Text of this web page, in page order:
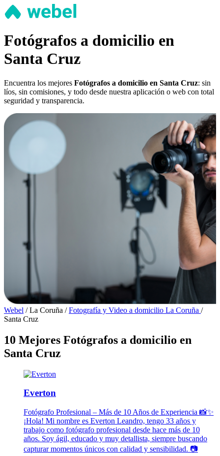
Fotógrafos a domicilio en
Santa Cruz
Encuentra los mejores Fotógrafos a domicilio en Santa Cruz: sin
líos, sin comisiones, y todo desde nuestra aplicación o web con total
seguridad y transparencia.
Webel / La Coruña / Fotografía y Video a domicilio La Coruña /
Santa Cruz
10 Mejores Fotógrafos a domicilio en
Santa Cruz
Everton
Fotógrafo Profesional – Más de 10 Años de Experiencia 📸✨
¡Hola! Mi nombre es Everton Leandro, tengo 33 años y
trabajo como fotógrafo profesional desde hace más de 10
años. Soy ágil, educado y muy detallista, siempre buscando
capturar momentos únicos con calidad y sensibilidad. 📷